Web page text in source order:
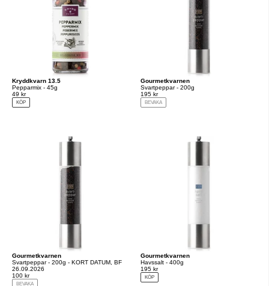
Kryddkvarn 13.5
Pepparmix - 45g
49 kr
KÖP
Gourmetkvarnen
Svartpeppar - 200g
195 kr
BEVAKA
Gourmetkvarnen
Svartpeppar - 200g - KORT DATUM, BF
26.09.2026
100 kr
BEVAKA
Gourmetkvarnen
Havssalt - 400g
195 kr
KÖP